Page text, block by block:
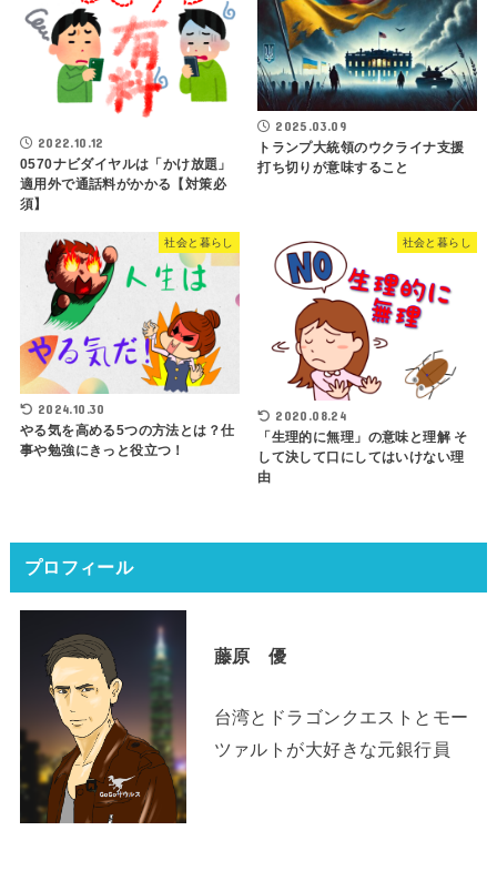
2022.10.12
0570ナビダイヤルは「かけ放題」
適用外で通話料がかかる【対策必
須】
2025.03.09
トランプ大統領のウクライナ支援
打ち切りが意味すること
社会と暮らし
2024.10.30
やる気を高める5つの方法とは？仕
事や勉強にきっと役立つ！
社会と暮らし
2020.08.24
「生理的に無理」の意味と理解 そ
して決して口にしてはいけない理
由
プロフィール
藤原 優
台湾とドラゴンクエストとモー
ツァルトが大好きな元銀行員